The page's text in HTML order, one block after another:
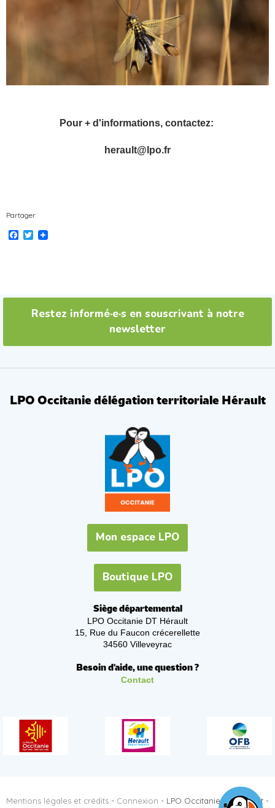
Pour + d'informations, contactez:
herault@lpo.fr
Partager
F
T
Restez informé·e·s en souscrivant à notre
newsletter
LPO Occitanie délégation territoriale Hérault
Mon espace LPO
Boutique LPO
Siège départemental
LPO Occitanie DT Hérault
15, Rue du Faucon crécerellette
34560 Villeveyrac
Besoin d'aide, une question ?
Contact
Mentions légales et crédits - Connexion - LPO Occitanie DT Hérault -